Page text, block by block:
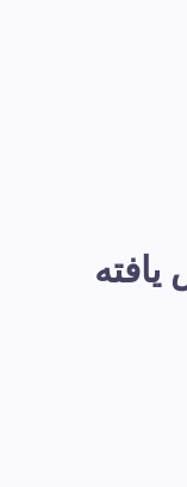
یافته